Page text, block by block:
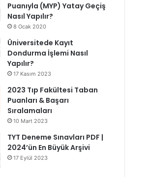
Puanıyla (MYP) Yatay Geçiş
Nasıl Yapılır?
8 Ocak 2020
Üniversitede Kayıt
Dondurma İşlemi Nasıl
Yapılır?
17 Kasım 2023
2023 Tıp Fakültesi Taban
Puanları & Başarı
Sıralamaları
10 Mart 2023
TYT Deneme Sınavları PDF |
2024’ün En Büyük Arşivi
17 Eylül 2023